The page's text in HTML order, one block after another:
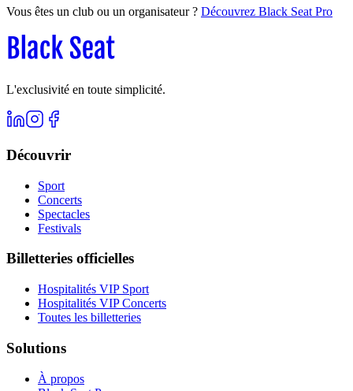
Vous êtes un club ou un organisateur ? Découvrez Black Seat Pro
L'exclusivité en toute simplicité.
Découvrir
Sport
Concerts
Spectacles
Festivals
Billetteries officielles
Hospitalités VIP Sport
Hospitalités VIP Concerts
Toutes les billetteries
Solutions
À propos